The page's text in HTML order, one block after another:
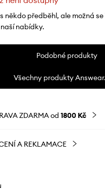
někdo předběhl, ale možná
nabídky.
Podobné produkty
Všechny produkty
ZDARMA od 1800 Kč
A REKLAMACE